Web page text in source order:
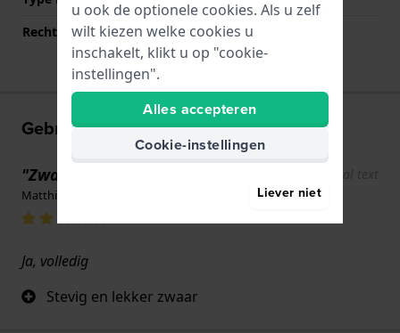
Rechte aanzet
Nee
Gebruikerservaringen
"Zwaar en stabiel" Show original text
Matthias Luh · 14 oktober 2025
Ja, volledig
Stevig en lekker zwaar
u ook de optionele cookies. Als u zelf
wilt kiezen welke cookies u
inschakelt, klikt u op "cookie-
instellingen".
Alles accepteren
Cookie-instellingen
Liever niet